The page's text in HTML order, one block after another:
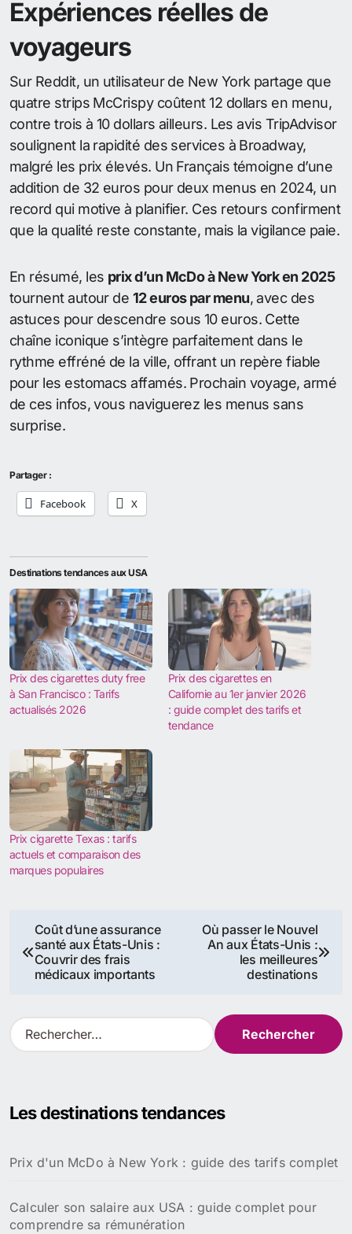
Expériences réelles de
voyageurs
Sur Reddit, un utilisateur de New York partage que
quatre strips McCrispy coûtent 12 dollars en menu,
contre trois à 10 dollars ailleurs. Les avis TripAdvisor
soulignent la rapidité des services à Broadway,
malgré les prix élevés. Un Français témoigne d’une
addition de 32 euros pour deux menus en 2024, un
record qui motive à planifier. Ces retours confirment
que la qualité reste constante, mais la vigilance paie.
En résumé, les prix d’un McDo à New York en 2025
tournent autour de 12 euros par menu, avec des
astuces pour descendre sous 10 euros. Cette
chaîne iconique s’intègre parfaitement dans le
rythme effréné de la ville, offrant un repère fiable
pour les estomacs affamés. Prochain voyage, armé
de ces infos, vous naviguerez les menus sans
surprise.
Partager :
Facebook X
Destinations tendances aux USA
Prix des cigarettes duty free
à San Francisco : Tarifs
actualisés 2026
Prix des cigarettes en
Californie au 1er janvier 2026
: guide complet des tarifs et
tendance
Prix cigarette Texas : tarifs
actuels et comparaison des
marques populaires
Navigation
de
Coût d’une assurance
santé aux États-Unis :
Couvrir des frais
médicaux importants
Où passer le Nouvel
An aux États-Unis :
les meilleures
destinations
R
e
r
e
:
Les destinations tendances
Prix d'un McDo à New York : guide des tarifs complet
Calculer son salaire aux USA : guide complet pour
comprendre sa rémunération